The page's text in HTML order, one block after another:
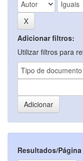
Adicionar filtros:
Utilizar filtros para
Resultados/Página